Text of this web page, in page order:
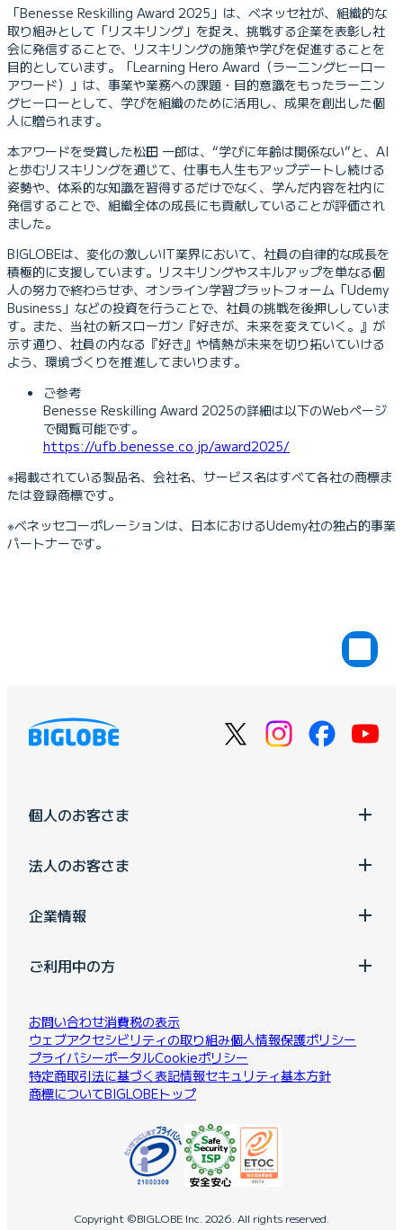
「Benesse Reskilling Award 2025」は、ベネッセ社が、組織的な
取り組みとして「リスキリング」を捉え、挑戦する企業を表彰し社
会に発信することで、リスキリングの施策や学びを促進することを
目的としています。「Learning Hero Award（ラーニングヒーロー
アワード）」は、事業や業務への課題・目的意識をもったラーニン
グヒーローとして、学びを組織のために活用し、成果を創出した個
人に贈られます。
本アワードを受賞した松田 一郎は、“学びに年齢は関係ない”と、AI
と歩むリスキリングを通じて、仕事も人生もアップデートし続ける
姿勢や、体系的な知識を習得するだけでなく、学んだ内容を社内に
発信することで、組織全体の成長にも貢献していることが評価され
ました。
BIGLOBEは、変化の激しいIT業界において、社員の自律的な成長を
積極的に支援しています。リスキリングやスキルアップを単なる個
人の努力で終わらせず、オンライン学習プラットフォーム「Udemy
Business」などの投資を行うことで、社員の挑戦を後押ししていま
す。また、当社の新スローガン『好きが、未来を変えていく。』が
示す通り、社員の内なる『好き』や情熱が未来を切り拓いていける
よう、環境づくりを推進してまいります。
ご参考
Benesse Reskilling Award 2025の詳細は以下のWebページ
で閲覧可能です。
https://ufb.benesse.co.jp/award2025/
※掲載されている製品名、会社名、サービス名はすべて各社の商標ま
たは登録商標です。
※ベネッセコーポレーションは、日本におけるUdemy社の独占的事業
パートナーです。
個人のお客さま
法人のお客さま
企業情報
ご利用中の方
お問い合わせ消費税の表示
ウェブアクセシビリティの取り組み個人情報保護ポリシー
プライバシーポータルCookieポリシー
特定商取引法に基づく表記情報セキュリティ基本方針
商標についてBIGLOBEトップ
Copyright ©BIGLOBE Inc. 2026. All rights reserved.